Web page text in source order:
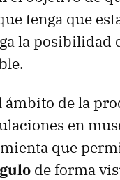
tenga que
la posibilidad
ámbito de la
en
que
de forma